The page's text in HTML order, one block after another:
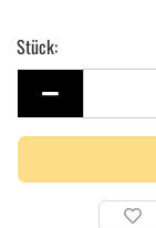
Stück:
Stück